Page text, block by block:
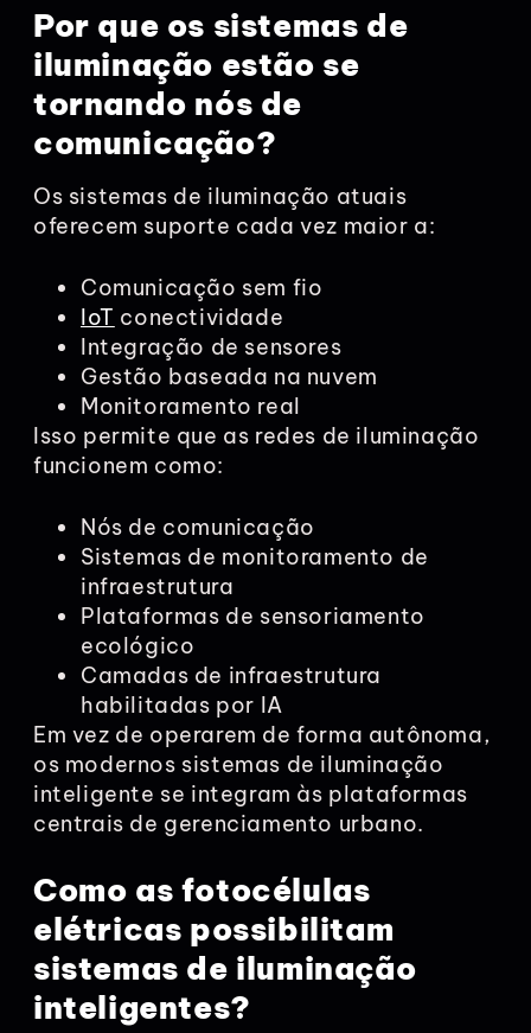
Por que os sistemas de
iluminação estão se
tornando nós de
comunicação?
Os sistemas de iluminação atuais
oferecem suporte cada vez maior a:
Comunicação sem fio
IoT conectividade
Integração de sensores
Gestão baseada na nuvem
Monitoramento real
Isso permite que as redes de iluminação
funcionem como:
Nós de comunicação
Sistemas de monitoramento de
infraestrutura
Plataformas de sensoriamento
ecológico
Camadas de infraestrutura
habilitadas por IA
Em vez de operarem de forma autônoma,
os modernos sistemas de iluminação
inteligente se integram às plataformas
centrais de gerenciamento urbano.
Como as fotocélulas
elétricas possibilitam
sistemas de iluminação
inteligentes?